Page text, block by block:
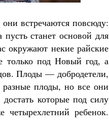
встречаются повсюду:
станет основой для
окружают некие райские
только под Новый год, а
Плоды — добродетели,
плоды, но все они
которые под силу
ребенок.
Роман Котов